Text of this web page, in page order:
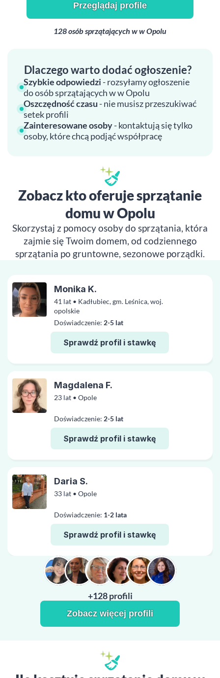
Przeglądaj profile
128 osób sprzątających w w Opolu
Dlaczego warto dodać ogłoszenie?
Szybkie odpowiedzi - rozsyłamy ogłoszenie
do osób sprzątających w w Opolu
Oszczędność czasu - nie musisz przeszukiwać
setek profili
Zainteresowane osoby- kontaktują się tylko
osoby, które chcą podjąć współpracę
Zobacz kto oferuje sprzątanie
domu w Opolu
Skorzystaj z pomocy osoby do sprzątania, która
zajmie się Twoim domem, od codziennego
sprzątania po gruntowne, sezonowe porządki.
41 lat • Kadłubiec, gm. Leśnica, woj.
opolskie
Doświadczenie: 2-5 lat
Sprawdź profil i stawkę
Monika K.
23 lat • Opole
Doświadczenie: 2-5 lat
Sprawdź profil i stawkę
Magdalena F.
33 lat • Opole
Doświadczenie: 1-2 lata
Sprawdź profil i stawkę
Daria S.
+128 profili
Zobacz więcej profili